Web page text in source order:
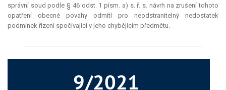
správní soud podle § 46 odst. 1 písm. a) s. ř. s. návrh na zrušení tohoto
opatření obecné povahy odmítl pro neodstranitelný nedostatek
podmínek řízení spočívající v jeho chybějícím předmětu.